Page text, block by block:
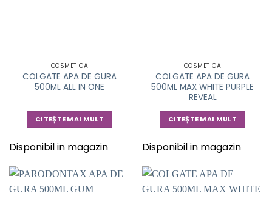
COSMETICA
COLGATE APA DE GURA
500ML ALL IN ONE
CITEȘTE MAI MULT
Disponibil in magazin
COSMETICA
COLGATE APA DE GURA
500ML MAX WHITE PURPLE
REVEAL
CITEȘTE MAI MULT
Disponibil in magazin